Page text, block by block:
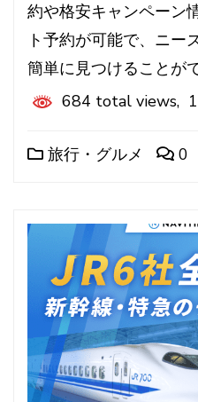
約や格安キャンペーン
ト予約が可能で、ニー
簡単に見つけることが
684 total views,
旅行・グルメ 0